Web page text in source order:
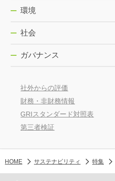
環境
社会
ガバナンス
社外からの評価
財務・非財務情報
GRIスタンダード対照表
第三者検証
HOME サステナビリティ 特集